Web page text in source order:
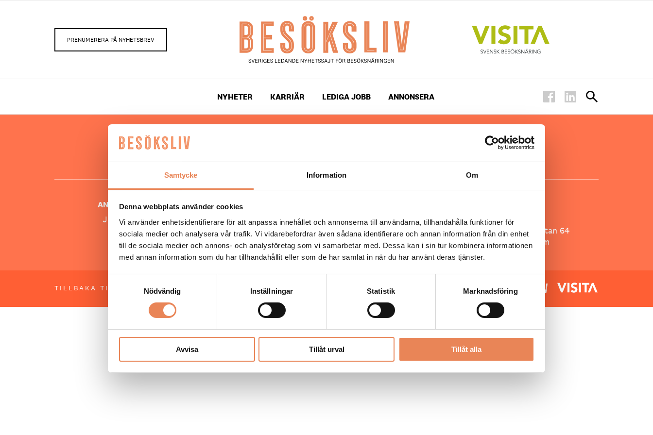
Samtycke Information Om
Denna webbplats använder cookies
Vi använder enhetsidentifierare för att anpassa innehållet och annonserna till användarna, tillhandahålla funktioner för
sociala medier och analysera vår trafik. Vi vidarebefordrar även sådana identifierare och annan information från din enhet
till de sociala medier och annons- och analysföretag som vi samarbetar med. Dessa kan i sin tur kombinera informationen
med annan information som du har tillhandahållit eller som de har samlat in när du har använt deras tjänster.
Nödvändig
Inställningar Statistik Marknadsföring
Avvisa Tillåt urval Tillåt alla
PRENUMERERA PÅ NYHETSBREV
NYHETER KARRIÄR LEDIGA JOBB ANNONSERA
Hos oss läser du landets mest uppdaterade nyheter och snackisar inom
besöksnäringen. Besöksliv i sin tryckta form är ett affärsmagasin för ägare
ANSVARIG UTGIVARE
Jonas Siljhammar
Allt material på besoksliv.se är skyddat
enligt lagen om upphovsrätt.
Besöksliv
Spoon, Brännkyrkagatan 64
118 23 Stockholm
TILLBAKA TILL TOPPEN OM BESÖKSLIV PRENUMERERA ANNONSERA